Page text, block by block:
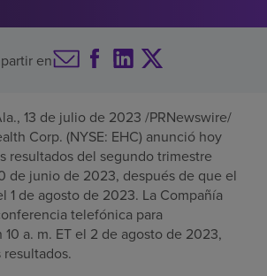
en
, 13 de julio de 2023 /PRNewswire/
Corp. (NYSE: EHC) anunció hoy
resultados del segundo trimestre
de junio de 2023, después de que el
1 de agosto de 2023. La Compañía
telefónica para
10 a. m. ET el 2 de agosto de 2023,
resultados.